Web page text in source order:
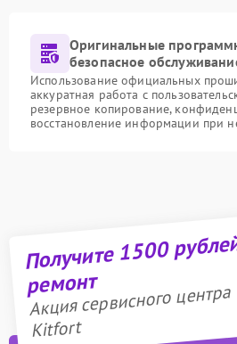
Оригинальные
безопасное
Использование официальных
аккуратная работа с
резервное копирование,
восстановление информации при
Получите 1500
ремонт
Акция сервисного центра
Kitfort